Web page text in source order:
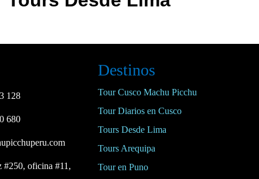
128
680
#250, oficina #11,
Destinos
Tour Cusco Machu Picchu
Tour Diarios en Cusco
Tours Desde Lima
Tours Arequipa
Tour en Puno